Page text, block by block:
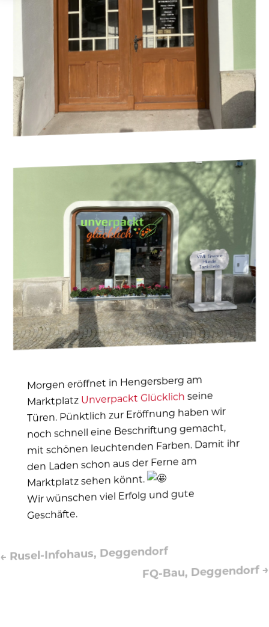
Morgen eröffnet in Hengersberg am
Marktplatz Unverpackt Glücklich seine
Türen. Pünktlich zur Eröffnung haben wir
noch schnell eine Beschriftung gemacht,
mit schönen leuchtenden Farben. Damit ihr
den Laden schon aus der Ferne am
Marktplatz sehen könnt.
Wir wünschen viel Erfolg und gute
Geschäfte.
← Rusel-Infohaus, Deggendorf
FQ-Bau, Deggendorf→